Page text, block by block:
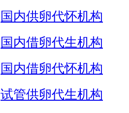
国内供卵代怀机构
国内借卵代生机构
国内借卵代怀机构
试管供卵代生机构